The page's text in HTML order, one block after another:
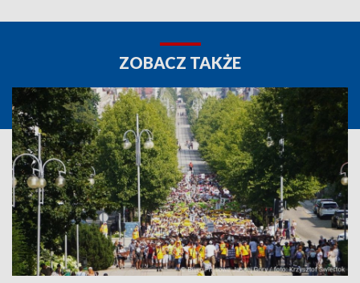
ZOBACZ TAKŻE